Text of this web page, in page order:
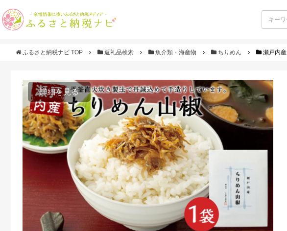
ふるさと納税ナビ TOP 返礼品検索 魚介類・海産物 ちりめん 瀬戸内
詳細を見る